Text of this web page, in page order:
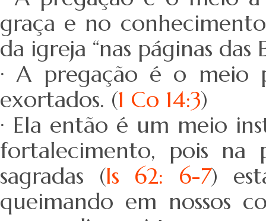
graça e no
da igreja “nas páginas das
· A pregação é o meio
exortados. (1 Co 14:3)
· Ela então é um meio
fortalecimento, pois na
sagradas (Is 62: 6-7)
queimando em nossos